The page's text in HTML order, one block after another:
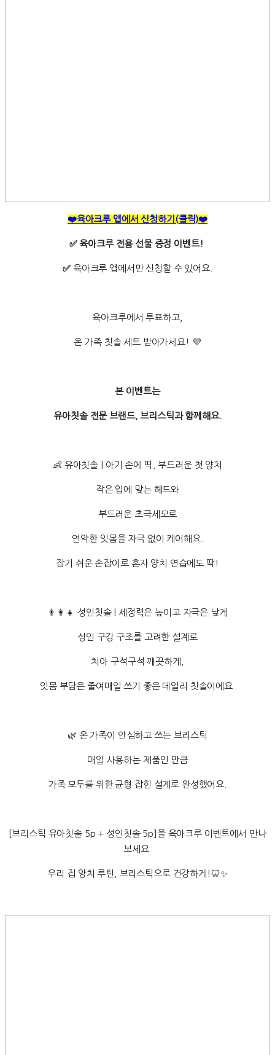
❤️육아크루 앱에서 신청하기(클릭)❤️
✅ 육아크루 전용 선물 증정 이벤트!
✅ 육아크루 앱에서만 신청할 수 있어요.
육아크루에서 투표하고,
온 가족 칫솔 세트 받아가세요! 💜
본 이벤트는
유아칫솔 전문 브랜드, 브리스틱과 함께해요.
👶 유아칫솔 | 아기 손에 딱, 부드러운 첫 양치
작은 입에 맞는 헤드와
부드러운 초극세모로
연약한 잇몸을 자극 없이 케어해요.
잡기 쉬운 손잡이로 혼자 양치 연습에도 딱!
👨‍👩‍👧 성인칫솔 | 세정력은 높이고 자극은 낮게
성인 구강 구조를 고려한 설계로
치아 구석구석 깨끗하게,
잇몸 부담은 줄여매일 쓰기 좋은 데일리 칫솔이에요.
🌿 온 가족이 안심하고 쓰는 브리스틱
매일 사용하는 제품인 만큼
가족 모두를 위한 균형 잡힌 설계로 완성했어요.
[브리스틱 유아칫솔 5p + 성인칫솔 5p]을 육아크루 이벤트에서 만나
보세요.
우리 집 양치 루틴, 브리스틱으로 건강하게!🦷✨